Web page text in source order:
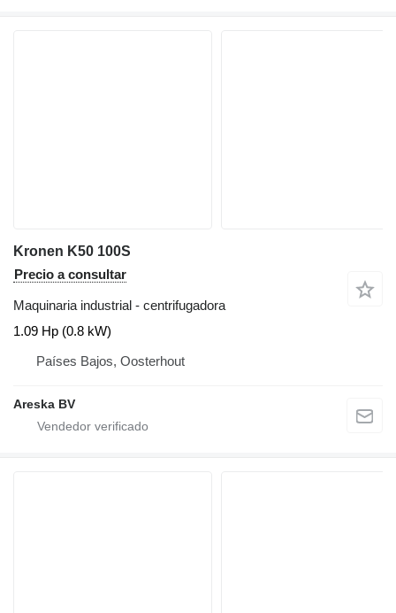
Kronen K50 100S
Precio a consultar
Maquinaria industrial - centrifugadora
1.09 Hp (0.8 kW)
Países Bajos, Oosterhout
Areska BV